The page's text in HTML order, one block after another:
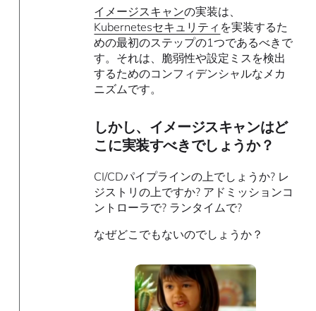
イメージスキャンの実装は、
Kubernetesセキュリティ を実装するた
めの最初のステップの1つであるべきで
す。それは、脆弱性や設定ミスを検出
するためのコンフィデンシャルなメカ
ニズムです。
しかし、イメージスキャンはど
こに実装すべきでしょうか？
CI/CDパイプラインの上でしょうか? レ
ジストリの上ですか? アドミッションコ
ントローラで? ランタイムで?
なぜどこでもないのでしょうか？